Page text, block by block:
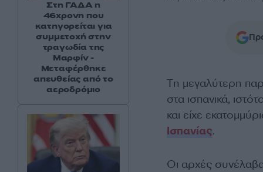
Tη μεγαλύτερη
στα ισπανικά,
και είχε
Ισπανίας.
Οι αρχές
Στη ΓΑΔΑ η
46χρονη που
κατηγορείται για
συμμετοχή στην
τραγωδία της
Μαρφίν -
Μεταφέρθηκε
απευθείας από το
αεροδρόμιο